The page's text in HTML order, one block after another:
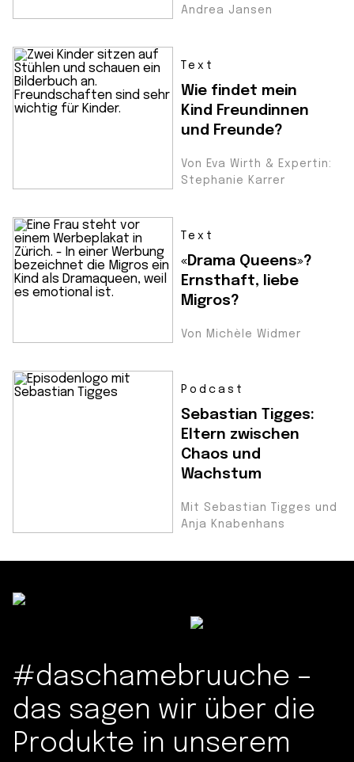
Andrea Jansen
Text
Wie findet mein
Kind Freundinnen
und Freunde?
Von Eva Wirth & Expertin:
Stephanie Karrer
Text
«Drama Queens»?
Ernsthaft, liebe
Migros?
Von Michèle Widmer
Podcast
Sebastian Tigges:
Eltern zwischen
Chaos und
Wachstum
Mit Sebastian Tigges und
Anja Knabenhans
#daschamebruuche –
das sagen wir über die
Produkte in unserem